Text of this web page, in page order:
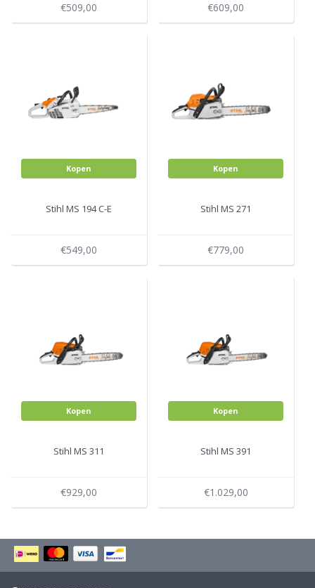
€509,00 €609,00
Kopen
Stihl MS 194 C-E
€549,00
Kopen
Stihl MS 271
€779,00
Kopen
Stihl MS 311
€929,00
Kopen
Stihl MS 391
€1.029,00